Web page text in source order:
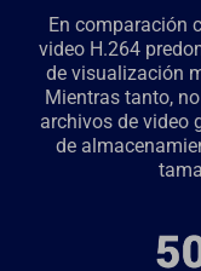
En comparación
video H.264
de visualización
Mientras tanto,
archivos de video
de